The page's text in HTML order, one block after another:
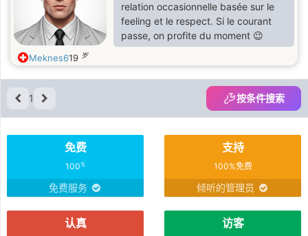
relation occasionnelle basée sur le
feeling et le respect. Si le courant
passe, on profite du moment 😉
Meknes619 岁
1 按条件搜索
免费
100%
免费服务
支持
100%免费
倾听的管理员
认真 访客